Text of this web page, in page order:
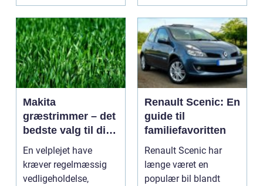
Makita
græstrimmer – det
bedste valg til din
have
En velplejet have
kræver regelmæssig
vedligeholdelse,
Renault Scenic: En
guide til
familiefavoritten
Renault Scenic har
længe været en
populær bil blandt